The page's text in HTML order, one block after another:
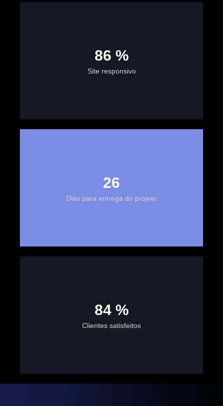
100 %
Site responsivo
30
Dias para entrega do projeto
100 %
Clientes satisfeitos